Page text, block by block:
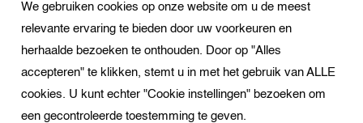
Btw-nummer: nl862437301B01
+31621944547
Open Whatsapp
info@dekampeerspecialist.nl
We gebruiken cookies op onze website om u de meest
relevante ervaring te bieden door uw voorkeuren en
herhaalde bezoeken te onthouden. Door op "Alles
accepteren" te klikken, stemt u in met het gebruik van ALLE
cookies. U kunt echter "Cookie instellingen" bezoeken om
een gecontroleerde toestemming te geven.